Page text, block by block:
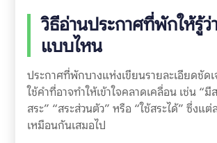
วิธีอ่านประกาศที่พักให้รู้ว่
แบบไหน
ประกาศที่พักบางแห่งเขียนรายละเอียดชัด
ใช้คำที่อาจทำให้เข้าใจคลาดเคลื่อน เช่น “มี
สระ” “สระส่วนตัว” หรือ “ใช้สระได้” ซึ่งแ
เหมือนกันเสมอไป